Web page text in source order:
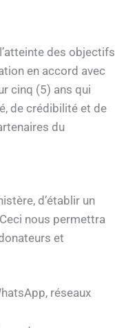
des objectifs
en accord avec
cinq (5) ans qui
de crédibilité et de
du
d’établir un
nous permettra
et
réseaux